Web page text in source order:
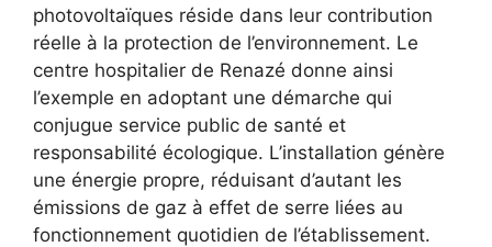
photovoltaïques réside dans leur contribution
réelle à la protection de l’environnement. Le
centre hospitalier de Renazé donne ainsi
l’exemple en adoptant une démarche qui
conjugue service public de santé et
responsabilité écologique. L’installation génère
une énergie propre, réduisant d’autant les
émissions de gaz à effet de serre liées au
fonctionnement quotidien de l’établissement.